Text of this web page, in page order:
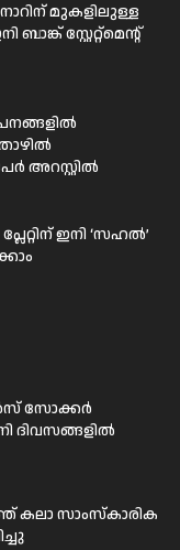
മുകളിലുള്ള
സ്റ്റേറ്റ്മെന്റ്
അറസ്റ്റിൽ
ഇനി ‘സഹൽ’
സോക്കർ
ദിവസങ്ങളിൽ
കലാ സാംസ്കാരിക